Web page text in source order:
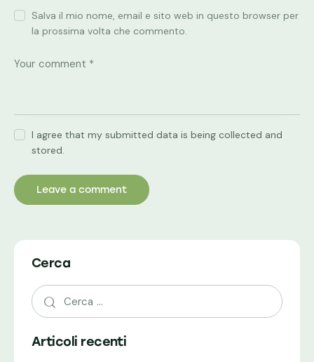
Salva il mio nome, email e sito web in questo browser per
la prossima volta che commento.
I agree that my submitted data is being collected and
stored.
Cerca
Articoli recenti